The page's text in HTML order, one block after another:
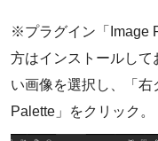
※プラグイン「Image
方はインストールして
い画像を選択し、「
Palette」をクリック。